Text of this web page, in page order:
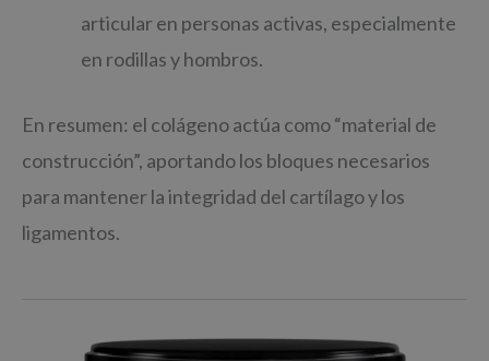
articular en personas activas, especialmente
en rodillas y hombros.
En resumen: el colágeno actúa como “material de
construcción”, aportando los bloques necesarios
para mantener la integridad del cartílago y los
ligamentos.